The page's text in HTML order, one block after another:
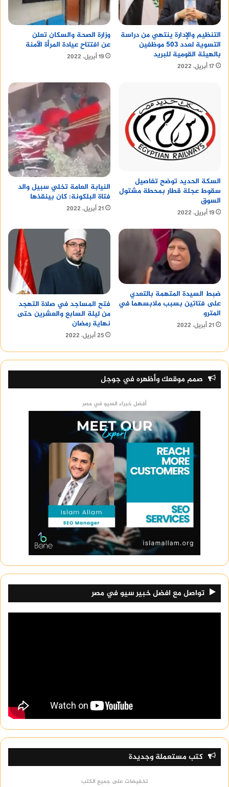
خفيفة ومشروبات، ووجود شاشات عرض ترفيهية.
4.أسعار مُنافسة:
تُقدم الشركة أسعار مُنافسة لرحلاتها.
تُعد شركة الصعيد للنقل والسياحة من أفضل شركات
النقل البري في مصر.
procoat protection maabela
florist cairo
روايات مروى جوهر
burberry body eau de parfum intense 85ml
الجيوب الانفية
التنظيم والإدارة ينتهي من دراسة
التسوية لعدد 503 موظفين
بالهيئة القومية للبريد
17 أبريل، 2022
وزارة الصحة والسكان تعلن
عن افتتاح عيادة المرأة الآمنة
19 أبريل، 2022
السكة الحديد توضح تفاصيل
سقوط عجلة قطار بمحطة مشتول
السوق
19 أبريل، 2022
النيابة العامة تخلي سبيل والد
فتاة البلكونة: كان بينقذها
21 أبريل، 2022
ضبط السيدة المتهمة بالتعدي
على فتاتين بسبب ملابسهما في
المترو
21 أبريل، 2022
فتح المساجد في صلاة التهجد
من ليلة السابع والعشرين حتى
نهاية رمضان
25 أبريل، 2022
صمم موقعك وأظهره في جوجل
أفضل خبراء السيو في مصر
تواصل مع افضل خبير سيو في مصر
كتب مستعملة وجديدة
تخفيضات على جميع الكتب